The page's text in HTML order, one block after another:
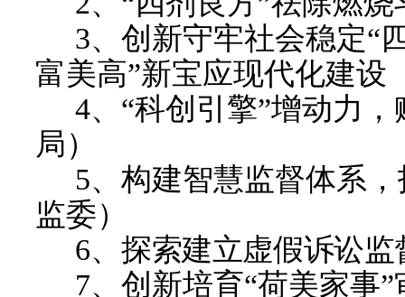
3、 创新守牢社会稳定“
富美高”新宝应现代化建设
4、 “科创引擎”增动力
局）
5、 构建智慧监督体系
监委）
6、 探索建立虚假诉讼监
7、 创新培育“荷美家事